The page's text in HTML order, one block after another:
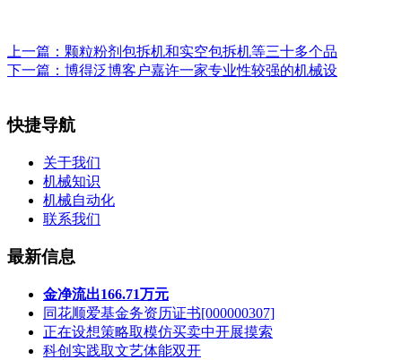
上一篇： 颗粒粉剂包拆机和实空包拆机等三十多个品
下一篇： 博得泛博客户嘉许一家专业性较强的机械设
快捷导航
关于我们
机械知识
机械自动化
联系我们
最新信息
金净流出166.71万元
同花顺爱基金务资历证书[000000307]
正在设想策略取模仿买卖中开展摸索
科创实践取文艺体能双开